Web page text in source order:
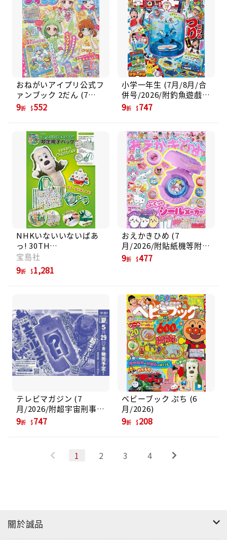
おねがいアイプリ公式フ
ァンブック 2だん (7
月/2026/附卡片)
9折 552
小学一年生 (7月/8月/合
併号/2026/附釣魚遊戲
組)
9折 747
NHKいないいないばあ
っ! 30TH
ANNIVERSARY限定親子
バッグ (附附提袋&肩背
包)
宝島社
9折 1,281
おえかきひめ (7
月/2026/附貼紙機等附錄
組)
9折 477
テレビマガジン (7
月/2026/附超宇宙刑事卡
邦無限情感齒輪玩具)
9折 747
ベビーブック ぷち (6
月/2026)
9折 208
1 2 3 4
關於誠品